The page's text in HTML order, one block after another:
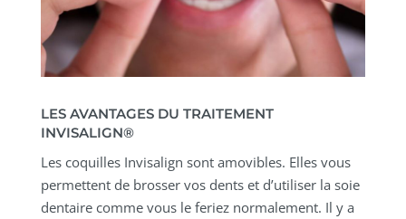
LES AVANTAGES DU TRAITEMENT
INVISALIGN®
Les coquilles Invisalign sont amovibles. Elles vous
permettent de brosser vos dents et d’utiliser la soie
dentaire comme vous le feriez normalement. Il y a